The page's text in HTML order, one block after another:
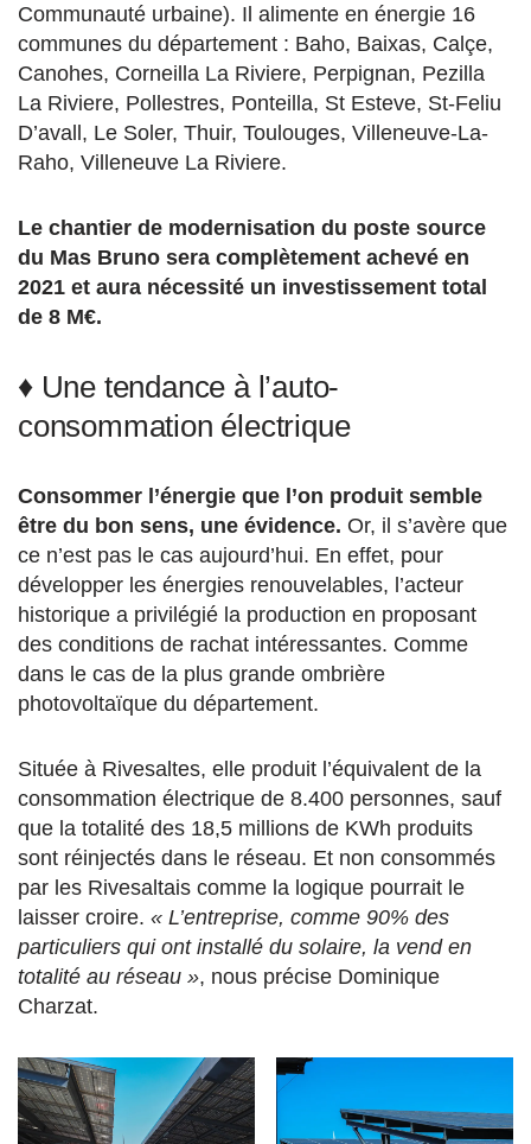
Communauté urbaine). Il alimente en énergie 16
communes du département : Baho, Baixas, Calçe,
Canohes, Corneilla La Riviere, Perpignan, Pezilla
La Riviere, Pollestres, Ponteilla, St Esteve, St-Feliu
D’avall, Le Soler, Thuir, Toulouges, Villeneuve-La-
Raho, Villeneuve La Riviere.
Le chantier de modernisation du poste source
du Mas Bruno sera complètement achevé en
2021 et aura nécessité un investissement total
de 8 M€.
♦ Une tendance à l’auto-
consommation électrique
Consommer l’énergie que l’on produit semble
être du bon sens, une évidence. Or, il s’avère que
ce n’est pas le cas aujourd’hui. En effet, pour
développer les énergies renouvelables, l’acteur
historique a privilégié la production en proposant
des conditions de rachat intéressantes. Comme
dans le cas de la plus grande ombrière
photovoltaïque du département.
Située à Rivesaltes, elle produit l’équivalent de la
consommation électrique de 8.400 personnes, sauf
que la totalité des 18,5 millions de KWh produits
sont réinjectés dans le réseau. Et non consommés
par les Rivesaltais comme la logique pourrait le
laisser croire. « L’entreprise, comme 90% des
particuliers qui ont installé du solaire, la vend en
totalité au réseau », nous précise Dominique
Charzat.